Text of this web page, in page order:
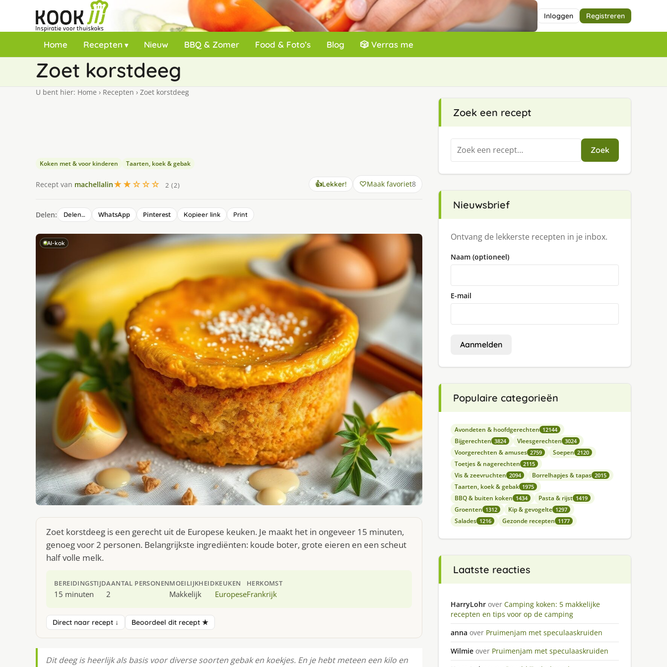
Inloggen Registreren
Home Recepten Nieuw BBQ & Zomer Food & Foto’s Blog 🎲 Verras me
Zoet korstdeeg
U bent hier: Home › Recepten › Zoet korstdeeg
Koken met & voor kinderen Taarten, koek & gebak
Recept van machellalin★★☆☆☆ 2 (2) 👍Lekker! Maak favoriet8
Delen: Delen… WhatsApp Pinterest Kopieer link Print
AI-kok
Zoet korstdeeg is een gerecht uit de Europese keuken. Je maakt het in ongeveer 15 minuten,
genoeg voor 2 personen. Belangrijkste ingrediënten: koude boter, grote eieren en een scheut
half volle melk.
BEREIDINGSTIJD
15 minuten
AANTAL PERSONEN
2
MOEILIJKHEID
Makkelijk
KEUKEN
Europese
HERKOMST
Frankrijk
Direct naar recept ↓ Beoordeel dit recept ★
Dit deeg is heerlijk als basis voor diverse soorten gebak en koekjes. En je hebt meteen een kilo en
Zoek een recept
Zoeken
naar:
Zoek
Nieuwsbrief
Ontvang de lekkerste recepten in je inbox.
Naam (optioneel)
E-mail
Aanmelden
Populaire categorieën
Avondeten & hoofdgerechten 12144
Bijgerechten 3824 Vleesgerechten 3024
Voorgerechten & amuses 2759 Soepen 2120
Toetjes & nagerechten 2115
Vis & zeevruchten 2094 Borrelhapjes & tapas 2015
Taarten, koek & gebak 1975
BBQ & buiten koken 1434 Pasta & rijst 1419
Groenten 1312 Kip & gevogelte 1297
Salades 1216 Gezonde recepten 1177
Laatste reacties
HarryLohr over Camping koken: 5 makkelijke
recepten en tips voor op de camping
anna over Pruimenjam met speculaaskruiden
Wilmie over Pruimenjam met speculaaskruiden